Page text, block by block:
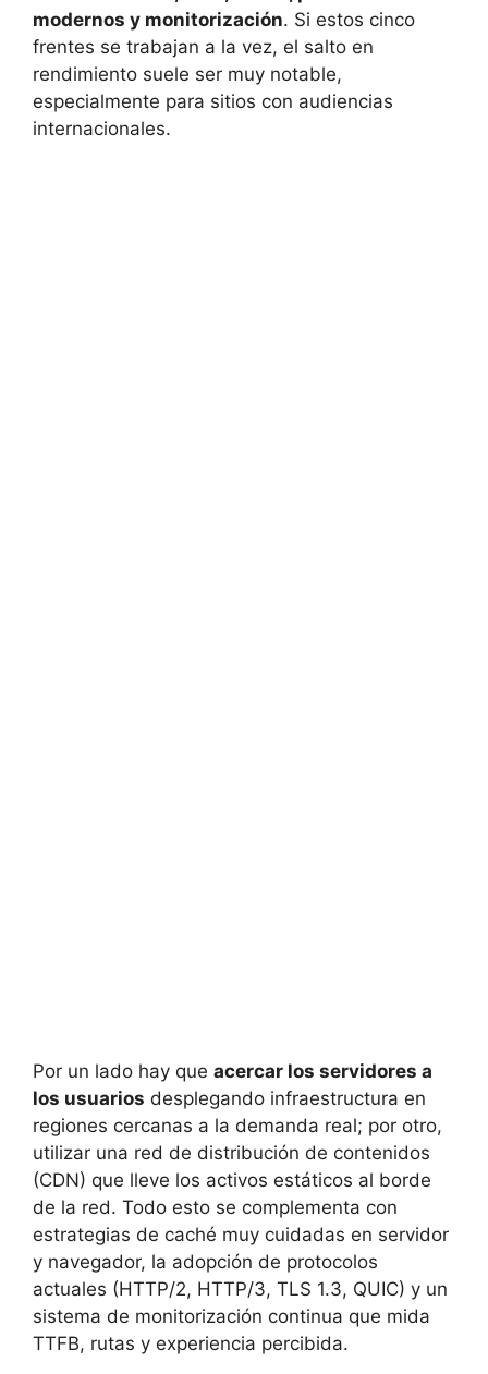
modernos y monitorización. Si estos cinco
frentes se trabajan a la vez, el salto en
rendimiento suele ser muy notable,
especialmente para sitios con audiencias
internacionales.
Por un lado hay que acercar los servidores a
los usuarios desplegando infraestructura en
regiones cercanas a la demanda real; por otro,
utilizar una red de distribución de contenidos
(CDN) que lleve los activos estáticos al borde
de la red. Todo esto se complementa con
estrategias de caché muy cuidadas en servidor
y navegador, la adopción de protocolos
actuales (HTTP/2, HTTP/3, TLS 1.3, QUIC) y un
sistema de monitorización continua que mida
TTFB, rutas y experiencia percibida.